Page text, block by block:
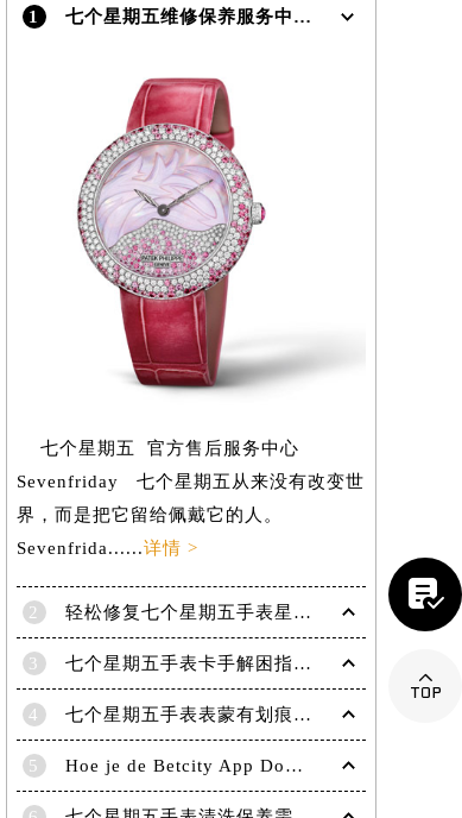
1 七个星期五维修保养服务中心介绍 | Sevenfriday
七个星期五 官方售后服务中心
Sevenfriday 七个星期五从来没有改变世
界，而是把它留给佩戴它的人。
Sevenfrida......详情 >
2 轻松修复七个星期五手表星期框破损问题
3 七个星期五手表卡手解困指南——轻松摆脱摘表难题
4 七个星期五手表表蒙有划痕解决办法汇总
5 Hoe je de Betcity App Downloadt en Gebruikt: Een Complete Gids

